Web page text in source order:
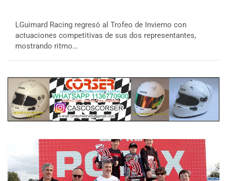
LGuimard Racing regresó al Trofeo de Invierno con
actuaciones competitivas de sus dos representantes,
mostrando ritmo…